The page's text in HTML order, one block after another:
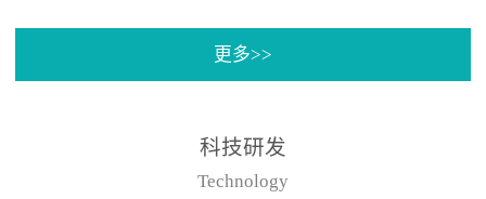
帮助作物增产增收，更要
实力。今天要讲的水溶肥
许多板栗种植户都获得了
有位王大姐今年使用一款
非常火爆...
更多>>
科技研发
Technology